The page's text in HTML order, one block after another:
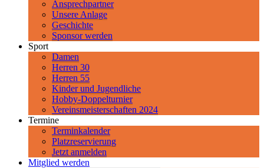
Ansprechpartner
Unsere Anlage
Geschichte
Sponsor werden
Sport
Damen
Herren 30
Herren 55
Kinder und Jugendliche
Hobby-Doppelturnier
Vereinsmeisterschaften 2024
Termine
Terminkalender
Platzreservierung
Jetzt anmelden
Mitglied werden